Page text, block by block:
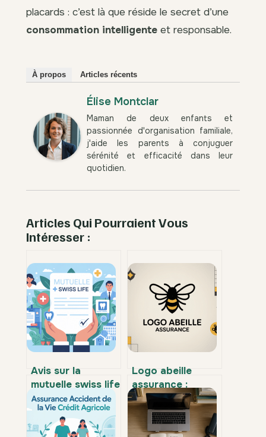
placards : c’est là que réside le secret d’une
consommation intelligente et responsable.
À propos Articles récents
Élise Montclar
Maman de deux enfants et
passionnée d'organisation familiale,
j'aide les parents à conjuguer
sérénité et efficacité dans leur
quotidien.
Articles Qui Pourraient Vous
Intéresser :
Avis sur la
mutuelle swiss life
: notre analyse
claire et sans
jargon
Logo abeille
assurance :
histoire,
significations et
usages en 2026